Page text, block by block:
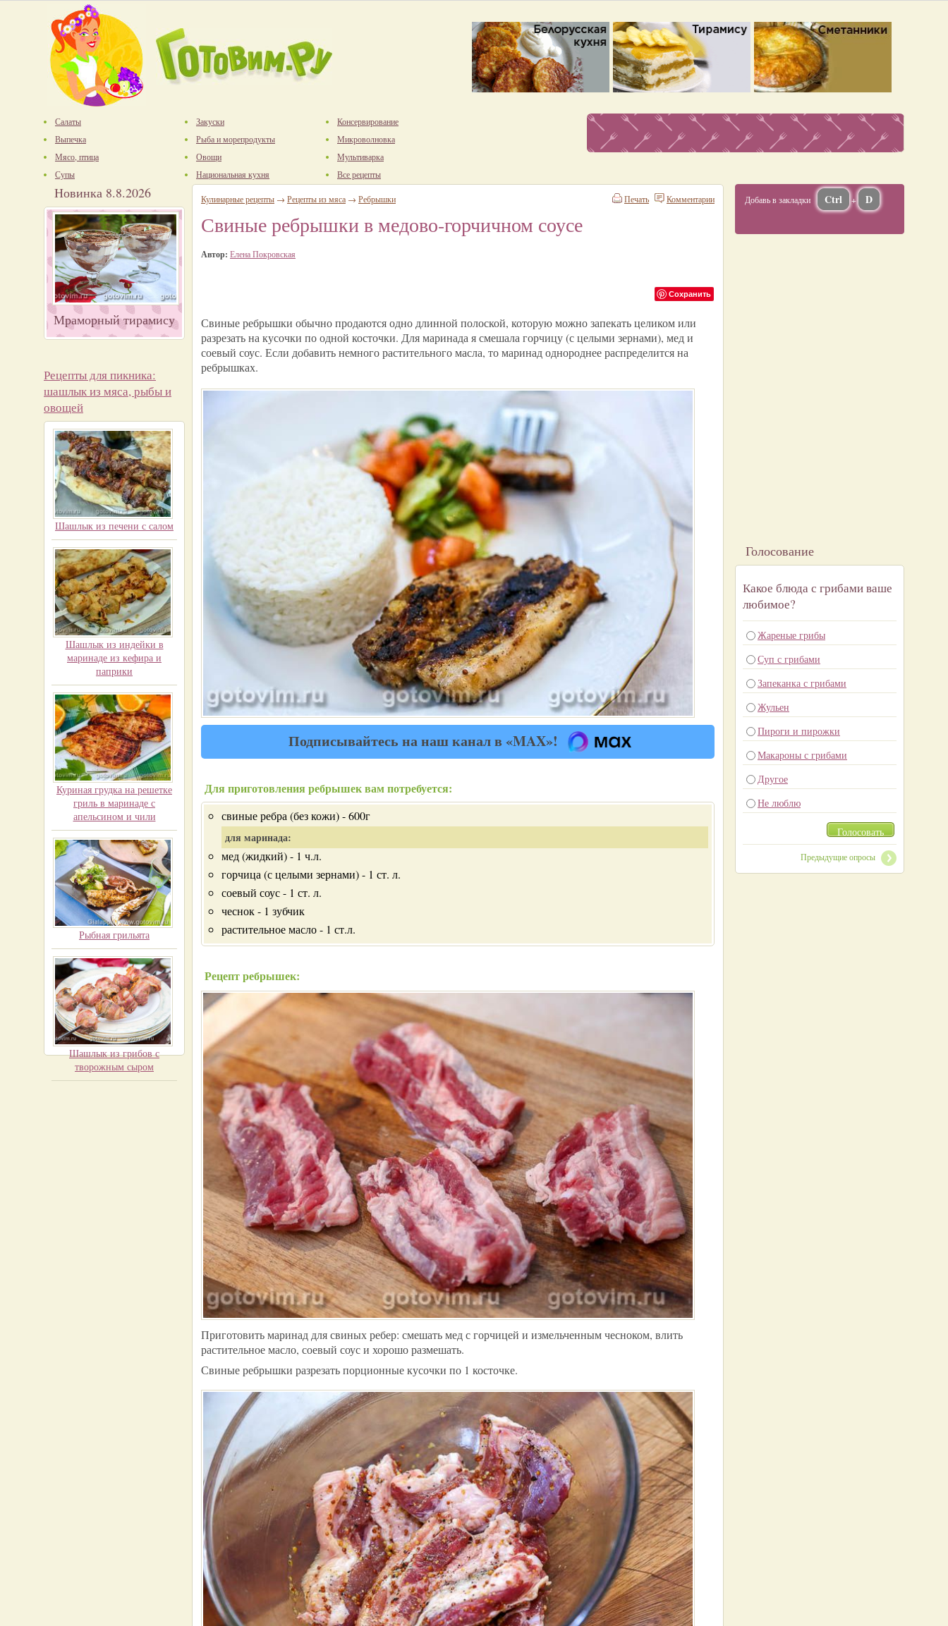
Салаты
Выпечка
Мясо, птица
Супы
Закуски
Рыба и морепродукты
Овощи
Национальная кухня
Консервирование
Микроволновка
Мультиварка
Все рецепты
Новинка 8.8.2026
Мраморный тирамису
Рецепты для пикника:
шашлык из мяса, рыбы и
овощей
Шашлык из печени с салом
Шашлык из индейки в
маринаде из кефира и
паприки
Куриная грудка на решетке
гриль в маринаде с
апельсином и чили
Рыбная грильята
Шашлык из грибов с
творожным сыром
Комментарии
Печать
Кулинарные рецепты → Рецепты из мяса → Ребрышки
Свиные ребрышки в медово-горчичном соусе
Автор: Елена Покровская
Сохранить
Свиные ребрышки обычно продаются одно длинной полоской, которую можно запекать целиком или
разрезать на кусочки по одной косточки. Для маринада я смешала горчицу (с целыми зернами), мед и
соевый соус. Если добавить немного растительного масла, то маринад однороднее распределится на
ребрышках.
Подписывайтесь на наш канал в «MAX»!
Для приготовления ребрышек вам потребуется:
свиные ребра (без кожи) - 600г
для маринада:
мед (жидкий) - 1 ч.л.
горчица (с целыми зернами) - 1 ст. л.
соевый соус - 1 ст. л.
чеснок - 1 зубчик
растительное масло - 1 ст.л.
Рецепт ребрышек:
Приготовить маринад для свиных ребер: смешать мед с горчицей и измельченным чесноком, влить
растительное масло, соевый соус и хорошо размешать.
Свиные ребрышки разрезать порционные кусочки по 1 косточке.
Добавь в закладки Ctrl + D
Голосование
Какое блюда с грибами ваше
любимое?
Жареные грибы
Суп с грибами
Запеканка с грибами
Жульен
Пироги и пирожки
Макароны с грибами
Другое
Не люблю
Голосовать
Предыдущие опросы